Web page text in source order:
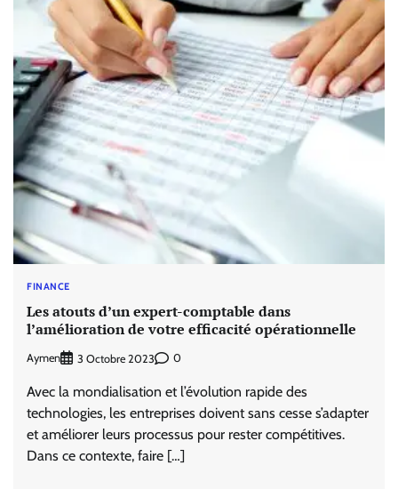
FINANCE
Les atouts d’un expert-comptable dans
l’amélioration de votre efficacité opérationnelle
Aymen 3 Octobre 2023 0
Avec la mondialisation et l’évolution rapide des
technologies, les entreprises doivent sans cesse s’adapter
et améliorer leurs processus pour rester compétitives.
Dans ce contexte, faire […]